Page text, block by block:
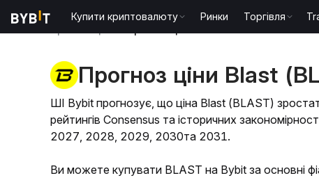
Купити криптовалюту Ринки Торгівля
Прогноз ціни Blast
ШІ Bybit прогнозує, що ціна Blast (BLAST)
рейтингів Consensus та історичних
2027, 2028, 2029, 2030та 2031.
Ви можете купувати BLAST на Bybit за основні